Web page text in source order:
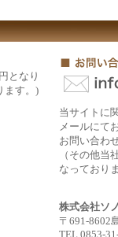
となり
ます。)
当サイトに
メールにて
お問い合わ
（その他当
なっており
株式会社ソ
〒691-8602
TEL 0853-